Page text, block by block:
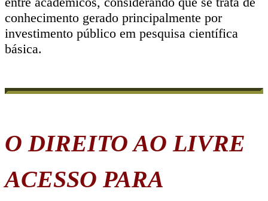
conhecimento gerado principalmente por
investimento público em pesquisa científica
básica.
O DIREITO AO LIVRE
ACESSO PARA